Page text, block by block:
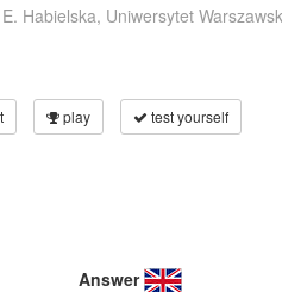
Habielska, Uniwersytet
play test yourself
Answer